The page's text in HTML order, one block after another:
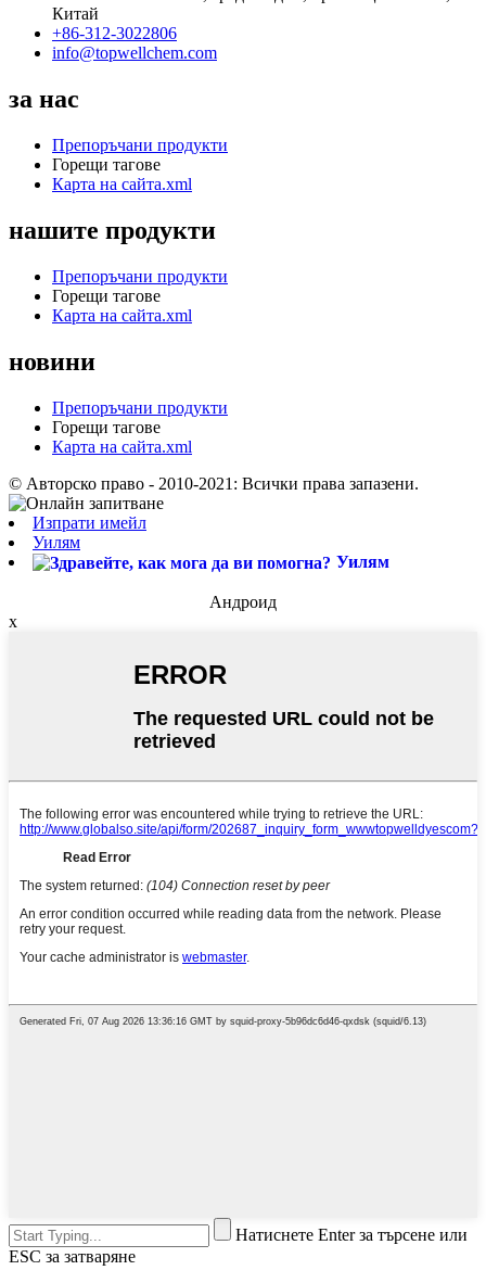
Китай
+86-312-3022806
info@topwellchem.com
за нас
Препоръчани продукти
Горещи тагове
Карта на сайта.xml
нашите продукти
Препоръчани продукти
Горещи тагове
Карта на сайта.xml
новини
Препоръчани продукти
Горещи тагове
Карта на сайта.xml
© Авторско право - 2010-2021: Всички права запазени.
Изпрати имейл
Уилям
Уилям
Андроид
x
Натиснете Enter за търсене или
ESC за затваряне